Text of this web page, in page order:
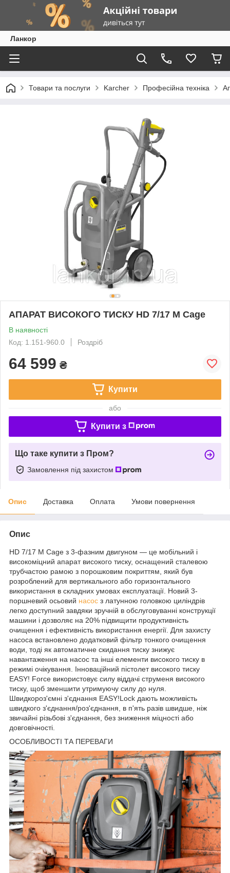
Ланкор
Товари та послуги Karcher Професійна техніка
АПАРАТ ВИСОКОГО ТИСКУ HD 7/17 M Cage
В наявності
Код: 1.151-960.0
Роздріб
64 599 ₴
Купити
або
Купити з
Що таке купити з Пром?
Замовлення під захистом
Опис Доставка Оплата Умови повернення
Опис
HD 7/17 M Cage з 3-фазним двигуном — це мобільний і
високоміцний апарат високого тиску, оснащений сталевою
трубчастою рамою з порошковим покриттям, який був
розроблений для вертикального або горизонтального
використання в складних умовах експлуатації. Новий 3-
поршневий осьовий насос з латунною головкою циліндрів
легко доступний завдяки зручній в обслуговуванні конструкції
машини і дозволяє на 20% підвищити продуктивність
очищення і ефективність використання енергії. Для захисту
насоса встановлено додатковий фільтр тонкого очищення
води, тоді як автоматичне скидання тиску знижує
навантаження на насос та інші елементи високого тиску в
режимі очікування. Інноваційний пістолет високого тиску
EASY! Force використовує силу віддачі струменя високого
тиску, щоб зменшити утримуючу силу до нуля.
Швидкороз'ємні з'єднання EASY!Lock дають можливість
швидкого з'єднання/роз'єднання, в п'ять разів швидше, ніж
звичайні різьбові з'єднання, без зниження міцності або
довговічності.
ОСОБЛИВОСТІ ТА ПЕРЕВАГИ